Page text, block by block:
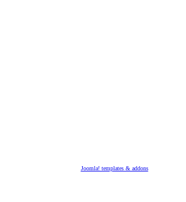
Joomla! templates & addons